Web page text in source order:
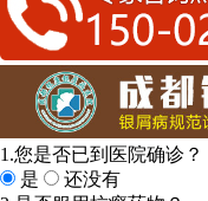
1.您是否已到医院确诊？
是
还没有